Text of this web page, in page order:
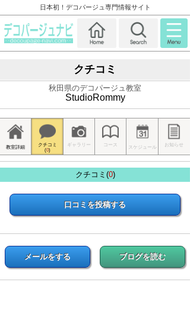
日本初！デコパージュ専門情報サイト
クチコミ
秋田県のデコパージュ教室
StudioRommy
教室詳細
クチコミ
(0)
ギャラリー コース スケジュール お知らせ
クチコミ(0)
口コミを投稿する
メールをする ブログを読む